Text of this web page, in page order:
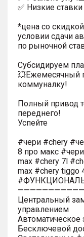
✅ Низкие
*цена со
условии сдачи
по рыночной
Субсидируем
💥Ежемесячный
коммуналку!
Полный привод
переднего!
Успейте
#чери #chery
8 про макс
max #chery 7l
max #chery tiggo
Центральный
управлением
Автоматическое
Бесключевой